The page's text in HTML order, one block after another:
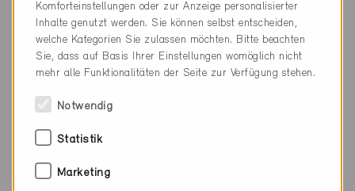
Kanton Bern
Firma
PLZ
Komforteinstellungen oder zur Anzeige personalisierter
Inhalte genutzt werden. Sie können selbst entscheiden,
welche Kategorien Sie zulassen möchten. Bitte beachten
Sie, dass auf Basis Ihrer Einstellungen womöglich nicht
mehr alle Funktionalitäten der Seite zur Verfügung stehen.
Notwendig
Statistik
Marketing